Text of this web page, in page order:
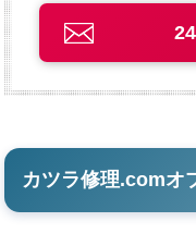
カツラ修理.comオ